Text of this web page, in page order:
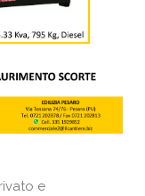
e